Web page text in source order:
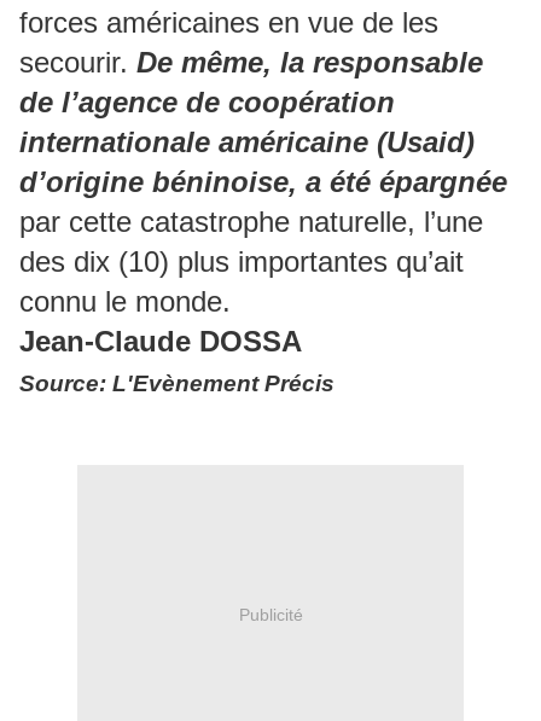
forces américaines en vue de les
secourir. De même, la responsable
de l’agence de coopération
internationale américaine (Usaid)
d’origine béninoise, a été épargnée
par cette catastrophe naturelle, l’une
des dix (10) plus importantes qu’ait
connu le monde.
Jean-Claude DOSSA
Source: L'Evènement Précis
Publicité